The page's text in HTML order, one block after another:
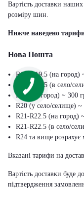
Вартість доставки наших
розміру шин.
Нижче наведено
Нова Пошта
R17.5-19.5 (на город)
R17.5-19.5 (в село/
R20 (на город) ~ 300
R20 (у село/селище) ~
R21-R22.5 (на город)
R21-R22.5 (в село/
R24 та вище
Вказані тарифи на
Вартість доставки буде
підтвердження